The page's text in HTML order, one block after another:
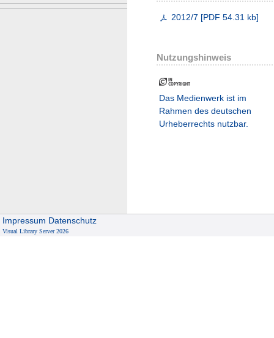
2012/7 [PDF 54.31 kb]
Nutzungshinweis
Das Medienwerk ist im
Rahmen des deutschen
Urheberrechts nutzbar.
Impressum Datenschutz
Visual Library Server 2026